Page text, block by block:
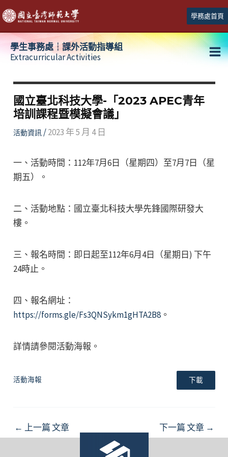
跳
至
主
學務處首頁
學生事務處┆課外活動指導組
Extracurricular Activities
國立臺北科技大學-「2023 APEC青年
培訓課程暨模擬會議」
活動資訊/2023 年 5 月 4 日
一、活動時間：112年7月6日（星期四）至7月7日（星
期五）。
二、活動地點：國立臺北科技大學先鋒國際研發大
樓。
三、報名時間：即日起至112年6月4日（星期日) 下午
24時止。
四、報名網址：
https://forms.gle/Fs3QNSykm1gHTA2B8。
詳情請參閱活動海報。
活動海報 下載
Post
navigation
← 上一篇 文章 下一篇 文章 →